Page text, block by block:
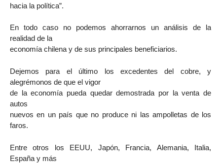
hacia la política”.
En todo caso no podemos ahorrarnos un análisis de la
realidad de la
economía chilena y de sus principales beneficiarios.
Dejemos para el último los excedentes del cobre, y
alegrémonos de que el vigor
de la economía pueda quedar demostrada por la venta de
autos
nuevos en un país que no produce ni las ampolletas de los
faros.
Entre otros los EEUU, Japón, Francia, Alemania, Italia,
España y más